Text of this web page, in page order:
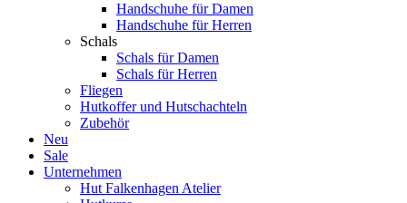
Handschuhe für Damen
Handschuhe für Herren
Schals
Schals für Damen
Schals für Herren
Fliegen
Hutkoffer und Hutschachteln
Zubehör
Neu
Sale
Unternehmen
Hut Falkenhagen Atelier